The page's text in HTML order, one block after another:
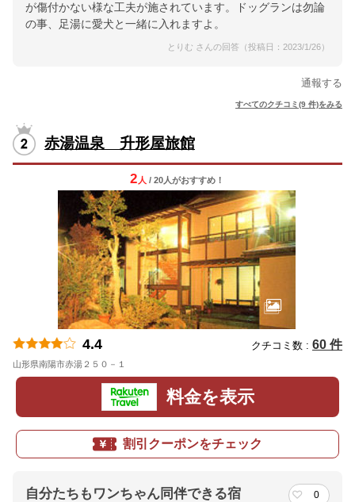
が傷付かない様な工夫が施されています。ドッグランは勿論
の事、足湯に愛犬と一緒に入れますよ。
とりむ さんの回答（投稿日：2023/1/26）
通報する
すべてのクチコミ(9 件)をみる
赤湯温泉 升形屋旅館
2 人 / 20人がおすすめ！
4.4 クチコミ数 : 60 件
山形県南陽市赤湯２５０－１
料金を表示
割引クーポンをチェック
自分たちもワンちゃん同伴できる宿 0